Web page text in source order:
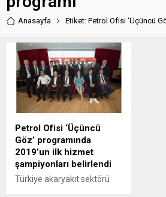
Anasayfa Etiket: Petrol Ofisi ‘Üçüncü
Petrol Ofisi ‘Üçüncü
Göz’ programında
2019’un ilk hizmet
şampiyonları belirlendi
Türkiye akaryakıt sektörü